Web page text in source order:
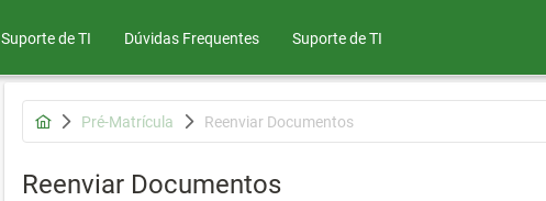
Suporte de TI Dúvidas Frequentes Suporte de TI
Pré-Matrícula Reenviar Documentos
Reenviar Documentos